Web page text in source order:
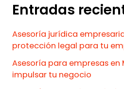
Entradas
Asesoría jurídica
protección legal para tu
Asesoría para empresas en
impulsar tu negocio